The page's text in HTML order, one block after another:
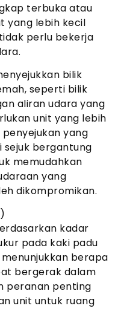
terbuka atau
yang lebih kecil
perlu bekerja
bilik
seperti bilik
aliran udara yang
unit yang lebih
yang
sejuk bergantung
memudahkan
yang
dikompromikan.
kadar
pada kaki padu
berapa
bergerak dalam
peranan penting
unit untuk ruang